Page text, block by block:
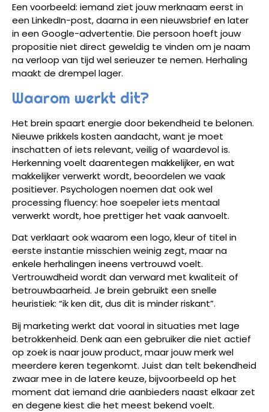
Een voorbeeld: iemand ziet jouw merknaam eerst in
een LinkedIn-post, daarna in een nieuwsbrief en later
in een Google-advertentie. Die persoon hoeft jouw
propositie niet direct geweldig te vinden om je naam
na verloop van tijd wel serieuzer te nemen. Herhaling
maakt de drempel lager.
Waarom werkt dit?
Het brein spaart energie door bekendheid te belonen.
Nieuwe prikkels kosten aandacht, want je moet
inschatten of iets relevant, veilig of waardevol is.
Herkenning voelt daarentegen makkelijker, en wat
makkelijker verwerkt wordt, beoordelen we vaak
positiever. Psychologen noemen dat ook wel
processing fluency: hoe soepeler iets mentaal
verwerkt wordt, hoe prettiger het vaak aanvoelt.
Dat verklaart ook waarom een logo, kleur of titel in
eerste instantie misschien weinig zegt, maar na
enkele herhalingen ineens vertrouwd voelt.
Vertrouwdheid wordt dan verward met kwaliteit of
betrouwbaarheid. Je brein gebruikt een snelle
heuristiek: “ik ken dit, dus dit is minder riskant”.
Bij marketing werkt dat vooral in situaties met lage
betrokkenheid. Denk aan een gebruiker die niet actief
op zoek is naar jouw product, maar jouw merk wel
meerdere keren tegenkomt. Juist dan telt bekendheid
zwaar mee in de latere keuze, bijvoorbeeld op het
moment dat iemand drie aanbieders naast elkaar zet
en degene kiest die het meest bekend voelt.